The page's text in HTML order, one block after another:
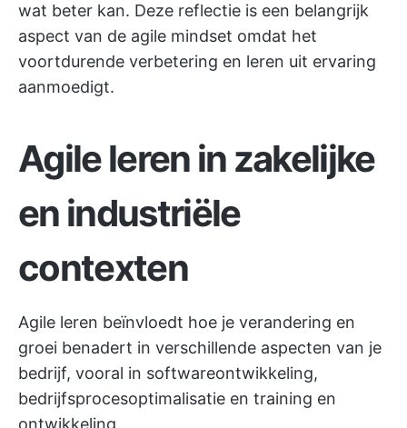
wat beter kan. Deze reflectie is een belangrijk
aspect van de agile mindset omdat het
voortdurende verbetering en leren uit ervaring
aanmoedigt.
Agile leren in zakelijke
en industriële
contexten
Agile leren beïnvloedt hoe je verandering en
groei benadert in verschillende aspecten van je
bedrijf, vooral in softwareontwikkeling,
bedrijfsprocesoptimalisatie en training en
ontwikkeling.